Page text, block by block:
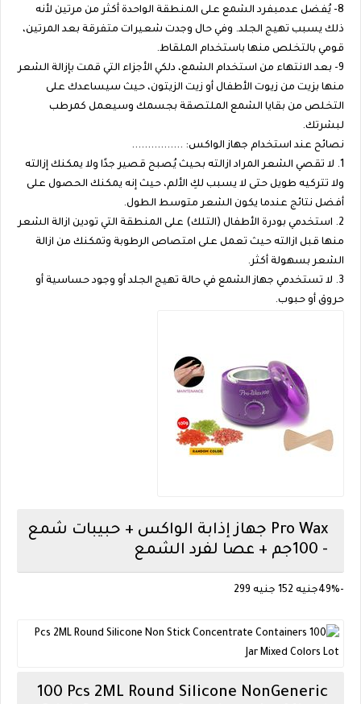
8- يُفضل عدمبفرد الشمع على المنطقة الواحدة أكثر من مرتين لأنه
ذلك يسبب تهيج الجلد. وفي حال وجدت شعيرات متفرقة بعد المرتين،
قومي بالتخلص منها باستخدام الملقاط.
9- بعد الانتهاء من استخدام الشمع، دلكي الأجزاء التي قمت بإزالة الشعر
منها بزيت من زيوت الأطفال أو زيت الزيتون، حيث سيساعدك على
التخلص من بقايا الشمع الملتصقة بجسمك وسيعمل كمرطب
لبشرتك.
نصائح عند استخدام جهاز الواكس: ................
1. لا تقصي الشعر المراد ازالته بحيث يُصبح قصير جدًا ولا يمكنك إزالته
ولا تتركيه طويل حتى لا يسبب لكِ الألم، حيث إنه يمكنك الحصول على
أفضل نتائج عندما يكون الشعر متوسط الطول.
2. استخدمي بودرة الأطفال (التلك) على المنطقة التي تودين ازالة الشعر
منها قبل ازالته حيث تعمل على امتصاص الرطوبة وتمكنك من ازالة
الشعر بسهولة أكثر.
3. لا تستخدمي جهاز الشمع في حالة تهيج الجلد أو وجود حساسية أو
حروق أو حبوب.
Pro Wax جهاز إذابة الواكس + حبيبات شمع
- 100جم + عصا لفرد الشمع
-49% جنيه 152 جنيه 299
Generic
100 Pcs 2ML Round Silicone Non